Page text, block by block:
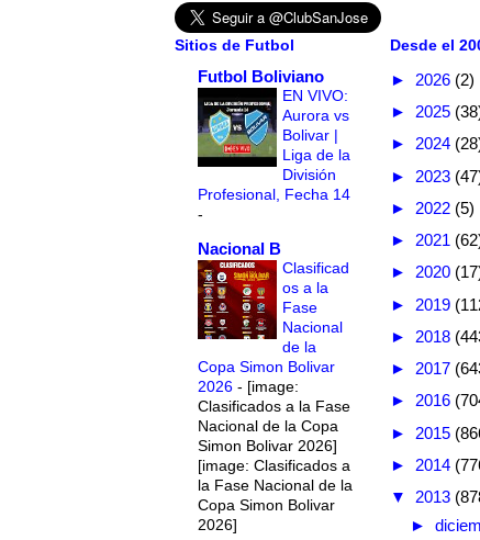
Sitios de Futbol
Futbol Boliviano
EN VIVO:
Aurora vs
Bolivar |
Liga de la
División
Profesional, Fecha 14
-
Nacional B
Clasificad
os a la
Fase
Nacional
de la
Copa Simon Bolivar
2026 - [image:
Clasificados a la Fase
Nacional de la Copa
Simon Bolivar 2026]
[image: Clasificados a
la Fase Nacional de la
Copa Simon Bolivar
2026]
Desde el
► 2026 (2)
► 2025
► 2024
► 2023
► 2022 (5)
► 2021
► 2020
► 2019
► 2018
► 2017
► 2016
► 2015
► 2014
▼ 2013
►